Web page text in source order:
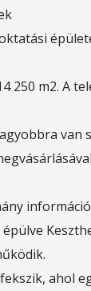
250 m2. A
van
ahol